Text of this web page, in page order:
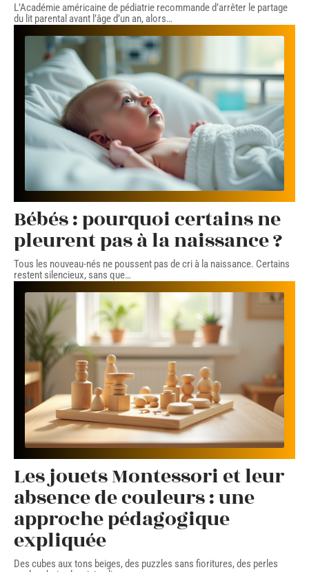
L’Académie américaine de pédiatrie recommande d’arrêter le partage
du lit parental avant l’âge d’un an, alors…
Bébés : pourquoi certains ne
pleurent pas à la naissance ?
Tous les nouveau-nés ne poussent pas de cri à la naissance. Certains
restent silencieux, sans que…
Les jouets Montessori et leur
absence de couleurs : une
approche pédagogique
expliquée
Des cubes aux tons beiges, des puzzles sans fioritures, des perles